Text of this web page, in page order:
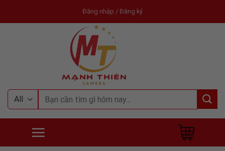
Đăng nhập / Đăng ký
Tìm
kiếm: